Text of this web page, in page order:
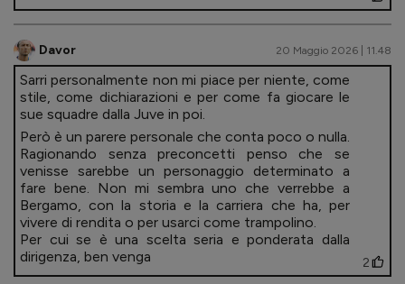
Davor 20 Maggio 2026 | 11.48
Sarri personalmente non mi piace per niente, come
stile, come dichiarazioni e per come fa giocare le
sue squadre dalla Juve in poi.
Però è un parere personale che conta poco o nulla.
Ragionando senza preconcetti penso che se
venisse sarebbe un personaggio determinato a
fare bene. Non mi sembra uno che verrebbe a
Bergamo, con la storia e la carriera che ha, per
vivere di rendita o per usarci come trampolino.
Per cui se è una scelta seria e ponderata dalla
dirigenza, ben venga
2